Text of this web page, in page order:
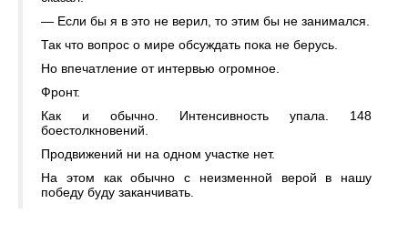
— Если бы я в это не верил, то этим бы не занимался.
Так что вопрос о мире обсуждать пока не берусь.
Но впечатление от интервью огромное.
Фронт.
Как и обычно. Интенсивность упала. 148
боестолкновений.
Продвижений ни на одном участке нет.
На этом как обычно с неизменной верой в нашу
победу буду заканчивать.